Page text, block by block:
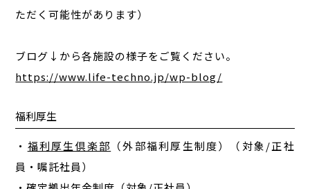
ただく可能性があります）
ブログ↓から各施設の様子をご覧ください。
https://www.life-techno.jp/wp-blog/
福利厚生
・ 福利厚生倶楽部 （外部福利厚生制度）（対象/正社
員・嘱託社員）